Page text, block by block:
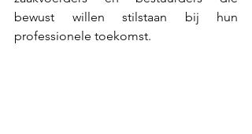
bewust willen stilstaan bij hun
professionele toekomst.